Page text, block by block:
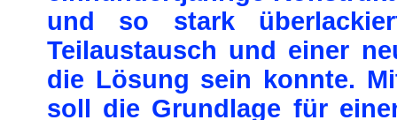
und so stark
Teilaustausch und einer
die Lösung sein konnte.
soll die Grundlage für